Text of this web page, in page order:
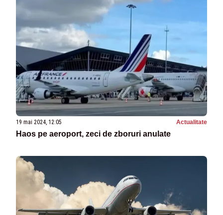
19 mai 2024, 12:05 Actualitate
Haos pe aeroport, zeci de zboruri anulate